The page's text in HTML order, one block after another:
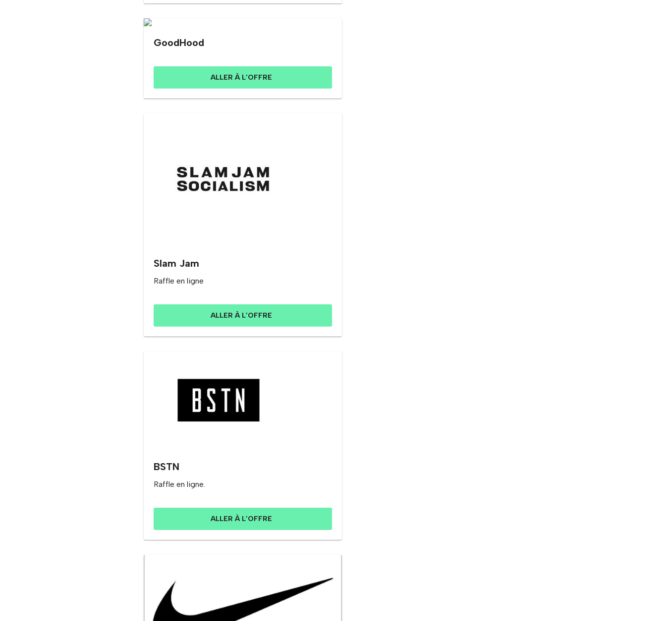
GoodHood
ALLER À L’OFFRE
Slam Jam
Raffle en ligne
ALLER À L’OFFRE
BSTN
Raffle en ligne.
ALLER À L’OFFRE